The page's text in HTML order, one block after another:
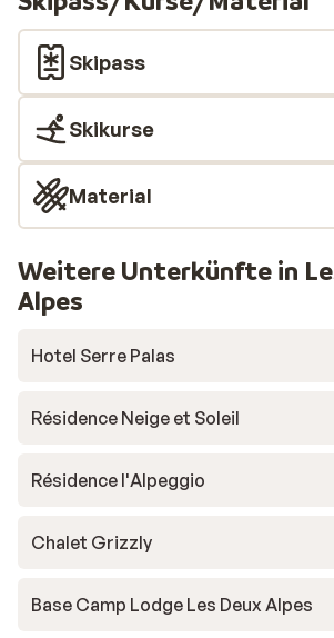
Skipass
Skikurse
Material
Weitere Unterkünfte in
Alpes
Hotel Serre Palas
Résidence Neige et Soleil
Résidence l'Alpeggio
Chalet Grizzly
Base Camp Lodge Les Deux Alpes